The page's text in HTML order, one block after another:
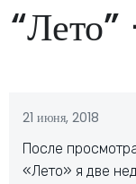
“Лето”
21 июня, 2018
После
«Лето» я две